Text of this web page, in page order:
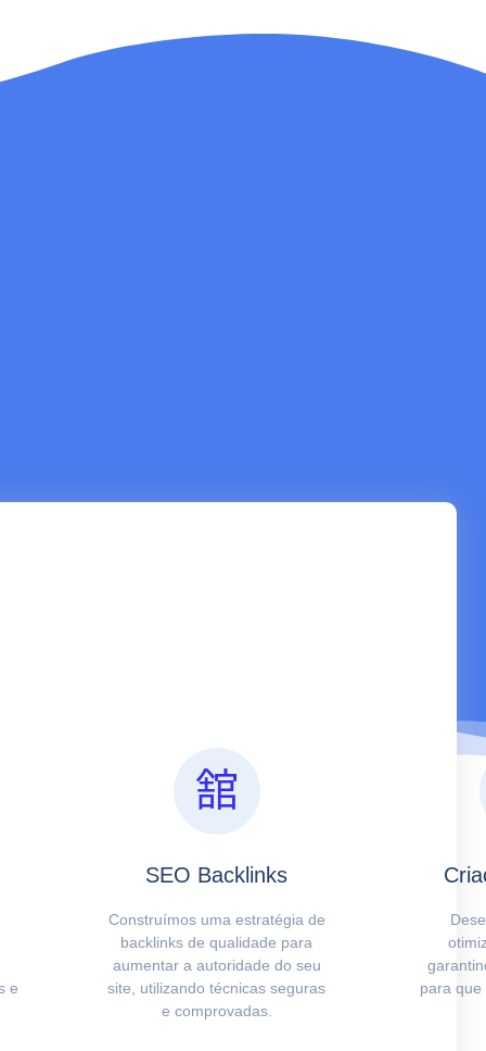
e
SEO Backlinks
Construímos uma estratégia de
backlinks de qualidade para
aumentar a autoridade do seu
site, utilizando técnicas seguras
e comprovadas.
para